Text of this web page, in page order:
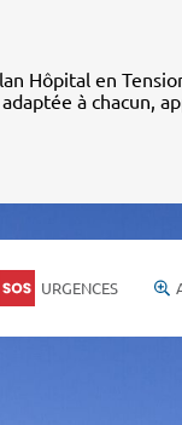
Hôpital en
à chacun,
URGENCES